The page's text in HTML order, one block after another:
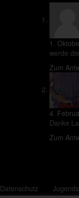
1.
werde
Zum
4.
Danke
Zum
Datenschutz